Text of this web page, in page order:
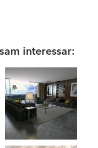
interessar: